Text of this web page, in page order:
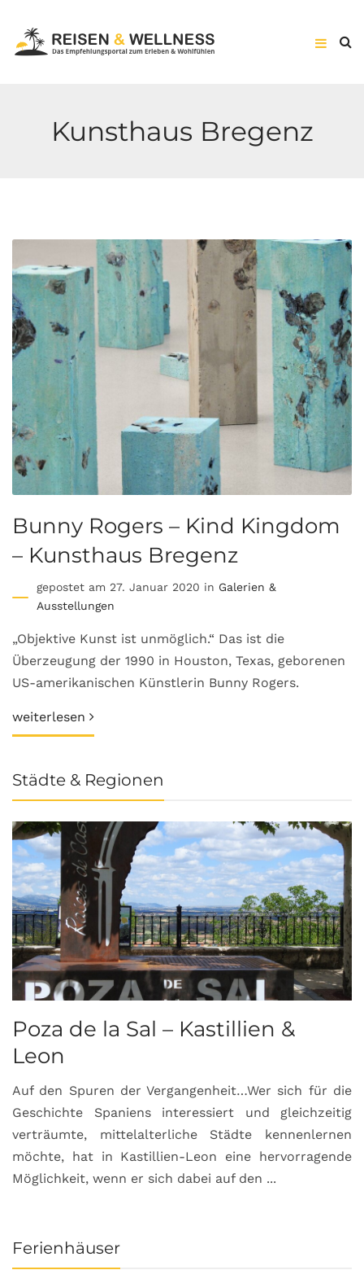
Kunsthaus Bregenz
Bunny Rogers – Kind Kingdom
– Kunsthaus Bregenz
gepostet am 27. Januar 2020 in Galerien &
Ausstellungen
„Objektive Kunst ist unmöglich.“ Das ist die
Überzeugung der 1990 in Houston, Texas, geborenen
US-amerikanischen Künstlerin Bunny Rogers.
weiterlesen
Städte & Regionen
Poza de la Sal – Kastillien &
Leon
Auf den Spuren der Vergangenheit…Wer sich für die
Geschichte Spaniens interessiert und gleichzeitig
verträumte, mittelalterliche Städte kennenlernen
möchte, hat in Kastillien-Leon eine hervorragende
Möglichkeit, wenn er sich dabei auf den ...
Ferienhäuser